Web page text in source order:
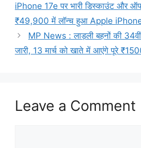
iPhone 17e पर भारी डिस्काउंट और
₹49,900 में लॉन्च हुआ Apple
MP News : लाड़ली बहनों की
जारी, 13 मार्च को खाते में आएंगे पूरे
Leave a Comment